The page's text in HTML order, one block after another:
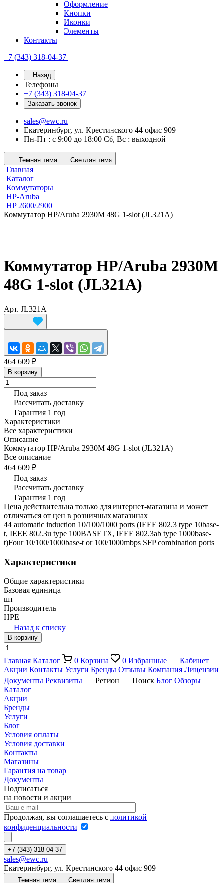
Оформление
Кнопки
Иконки
Элементы
Контакты
+7 (343) 318-04-37
Назад
Телефоны
+7 (343) 318-04-37
Заказать звонок
sales@ewc.ru
Екатеринбург, ул. Крестинского 44 офис 909
Пн-Пт : с 9:00 до 18:00 Сб, Вс : выходной
Темная тема Светлая тема
Главная
Каталог
Коммутаторы
HP-Aruba
HP 2600/2900
Коммутатор HP/Aruba 2930M 48G 1-slot (JL321A)
Коммутатор HP/Aruba 2930M
48G 1-slot (JL321A)
Арт. JL321A
464 609 ₽
В корзину
Под заказ
Рассчитать доставку
Гарантия 1 год
Характеристики
Все характеристики
Описание
Коммутатор HP/Aruba 2930M 48G 1-slot (JL321A)
Все описание
464 609 ₽
Под заказ
Рассчитать доставку
Гарантия 1 год
Цена действительна только для интернет-магазина и может
отличаться от цен в розничных магазинах
44 automatic induction 10/100/1000 ports (IEEE 802.3 type 10base-
t, IEEE 802.3u type 100BASETX, IEEE 802.3ab type 1000base-
t)Four 10/100/1000base-t or 100/1000mbps SFP combination ports
Характеристики
Общие характеристики
Базовая единица
шт
Производитель
HPE
Назад к списку
В корзину
Главная Каталог 0 Корзина 0 Избранные
Кабинет
Акции Контакты Услуги Бренды Отзывы Компания Лицензии
Документы Реквизиты Регион Поиск Блог Обзоры
Каталог
Акции
Бренды
Услуги
Блог
Условия оплаты
Условия доставки
Контакты
Магазины
Гарантия на товар
Документы
Подписаться
на новости и акции
Продолжая, вы соглашаетесь с политикой
конфиденциальности
+7 (343) 318-04-37
sales@ewc.ru
Екатеринбург, ул. Крестинского 44 офис 909
Темная тема Светлая тема